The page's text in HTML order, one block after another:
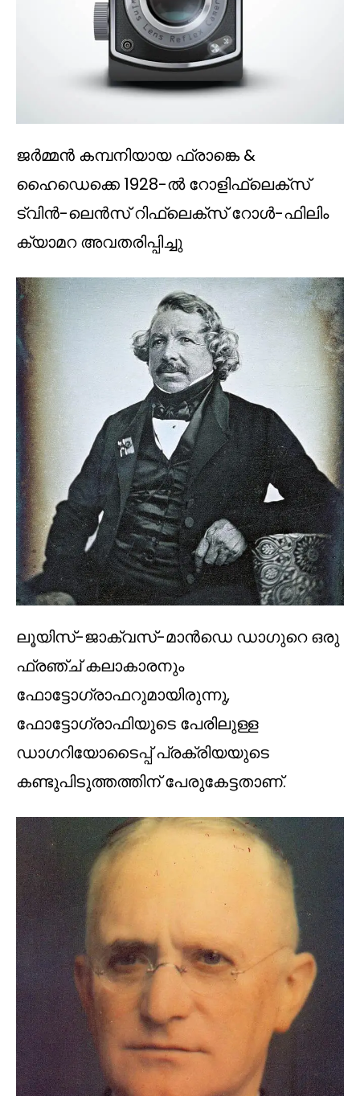
ജർമ്മൻ കമ്പനിയായ ഫ്രാങ്കെ &
ഹൈഡെക്കെ 1928-ൽ റോളിഫ്ലെക്സ്
ട്വിൻ-ലെൻസ് റിഫ്ലെക്സ് റോൾ-ഫിലിം
ക്യാമറ അവതരിപ്പിച്ചു
ലൂയിസ്-ജാക്വസ്-മാൻഡെ ഡാഗുറെ ഒരു
ഫ്രഞ്ച് കലാകാരനും
ഫോട്ടോഗ്രാഫറുമായിരുന്നു,
ഫോട്ടോഗ്രാഫിയുടെ പേരിലുള്ള
ഡാഗറിയോടൈപ്പ് പ്രക്രിയയുടെ
കണ്ടുപിടുത്തത്തിന് പേരുകേട്ടതാണ്.